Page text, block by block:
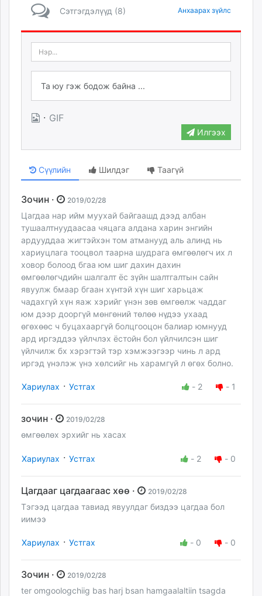
Сэтгэгдэлүүд (8) Анхаарах зүйлс
· GIF
Илгээх
Сүүлийн Шилдэг Таагүй
Зочин · 2019/02/28
Цагдаа нар ийм муухай байгаашд дээд албан
тушаалтнуудаасаа чяцага алдана харин энгийн
ардууддаа жигтэйхэн том атманууд аль алинд нь
хариуцлага тооцвол таарна шудрага өмгөөлөгч их л
ховор болоод бгаа юм шиг дахин дахин
өмгөөлөгчдийн шалгалт ёс зүйн шалтгалтын сайн
явуулж бмаар бгаан хүнтэй хүн шиг харьцаж
чадахгүй хүн яаж хэрийг үнэн зөв өмгөөлж чаддаг
юм дээр дооргүй мөнгөний төлөө нүдээ ухаад
өгөхөөс ч буцахааргүй болцгооцон балиар юмнууд
ард иргэддээ үйлчлэх ёстойн бол үйлчилсэн шиг
үйлчилж бх хэрэгтэй тэр хэмжээгээр чинь л ард
иргэд үнэлэж үнэ хөлсийг нь харамгүй л өгөх болно.
Хариулах · Устгах - 2 - 1
зочин · 2019/02/28
өмгөөлөх эрхийг нь хасах
Хариулах · Устгах - 2 - 0
Цагдааг цагдаагаас хөө · 2019/02/28
Тэгээд цагдаа тавиад явуулдаг биздээ цагдаа бол
иимээ
Хариулах · Устгах - 0 - 0
Зочин · 2019/02/28
ter omgoologchiig bas harj bsan hamgaalaltiin tsagda